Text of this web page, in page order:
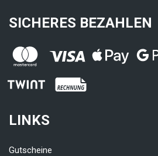
SICHERES BEZAHLEN
LINKS
Gutscheine